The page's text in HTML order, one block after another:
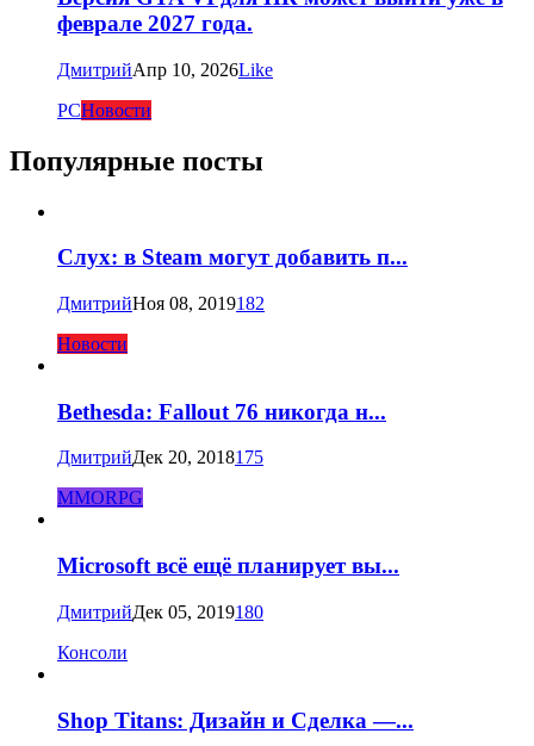
феврале 2027 года.
ДмитрийАпр 10, 2026Like
PCНовости
Популярные посты
Слух: в Steam могут добавить п...
ДмитрийНоя 08, 2019182
Новости
Bethesda: Fallout 76 никогда н...
ДмитрийДек 20, 2018175
MMORPG
Microsoft всё ещё планирует вы...
ДмитрийДек 05, 2019180
Консоли
Shop Titans: Дизайн и Сделка —...